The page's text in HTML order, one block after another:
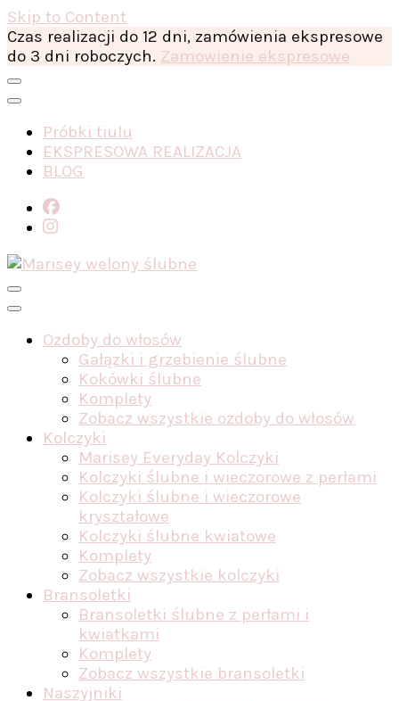
Skip to Content
Czas realizacji do 12 dni, zamówienia ekspresowe
do 3 dni roboczych. Zamowienie ekspresowe
Próbki tiulu
EKSPRESOWA REALIZACJA
BLOG
Ozdoby do włosów
Gałązki i grzebienie ślubne
Kokówki ślubne
Komplety
Zobacz wszystkie ozdoby do włosów
Kolczyki
Marisey Everyday Kolczyki
Kolczyki ślubne i wieczorowe z perłami
Kolczyki ślubne i wieczorowe
kryształowe
Kolczyki ślubne kwiatowe
Komplety
Zobacz wszystkie kolczyki
Bransoletki
Bransoletki ślubne z perłami i
kwiatkami
Komplety
Zobacz wszystkie bransoletki
Naszyjniki